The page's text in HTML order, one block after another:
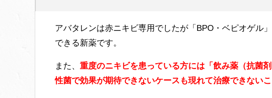
アバタレンは赤ニキビ専用でしたが「BPO・ベピオゲル
できる新薬です。
また、 重度のニキビを患っている方には「飲み薬（抗菌
性菌で効果が期待できないケースも現れて治療できないこ